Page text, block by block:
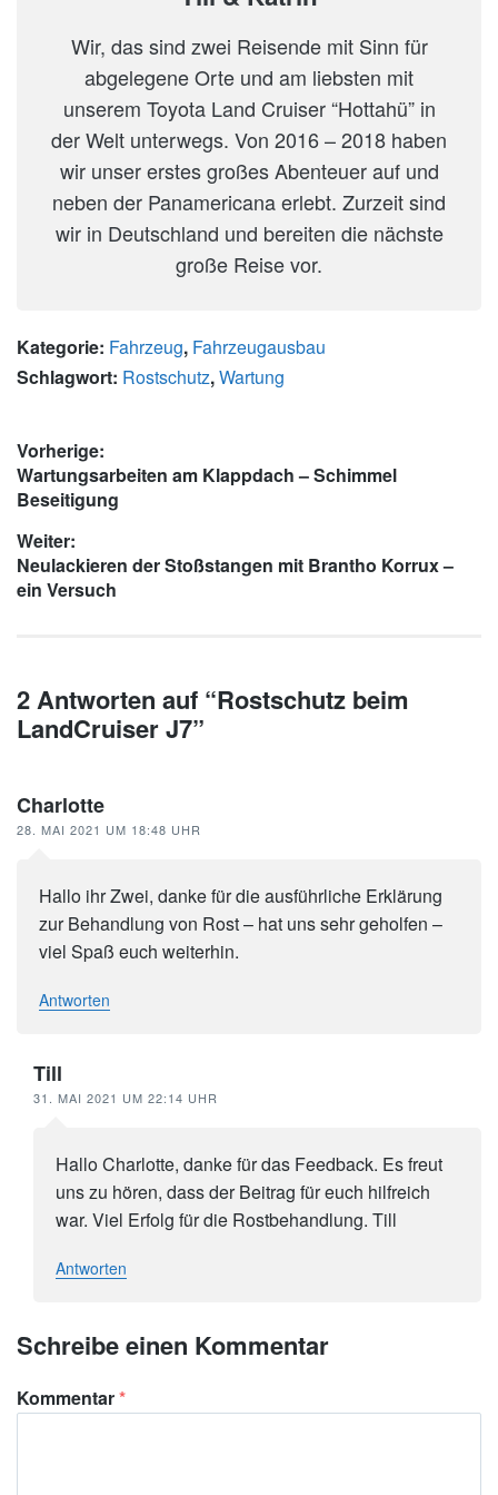
Wir, das sind zwei Reisende mit Sinn für
abgelegene Orte und am liebsten mit
unserem Toyota Land Cruiser “Hottahü” in
der Welt unterwegs. Von 2016 – 2018 haben
wir unser erstes großes Abenteuer auf und
neben der Panamericana erlebt. Zurzeit sind
wir in Deutschland und bereiten die nächste
große Reise vor.
Kategorie: Fahrzeug, Fahrzeugausbau
Schlagwort: Rostschutz,Wartung
Beitragsnavigation
Vorherige:
Vorheriger
Beitrag:
Wartungsarbeiten am Klappdach – Schimmel
Beseitigung
Weiter:
Nächster
Beitrag:
Neulackieren der Stoßstangen mit Brantho Korrux –
ein Versuch
2 Antworten auf “Rostschutz beim
LandCruiser J7”
Charlotte
28. MAI 2021 UM 18:48 UHR
Hallo ihr Zwei, danke für die ausführliche Erklärung
zur Behandlung von Rost – hat uns sehr geholfen –
viel Spaß euch weiterhin.
Antworten
Till
31. MAI 2021 UM 22:14 UHR
Hallo Charlotte, danke für das Feedback. Es freut
uns zu hören, dass der Beitrag für euch hilfreich
war. Viel Erfolg für die Rostbehandlung. Till
Antworten
Schreibe einen Kommentar
Kommentar*